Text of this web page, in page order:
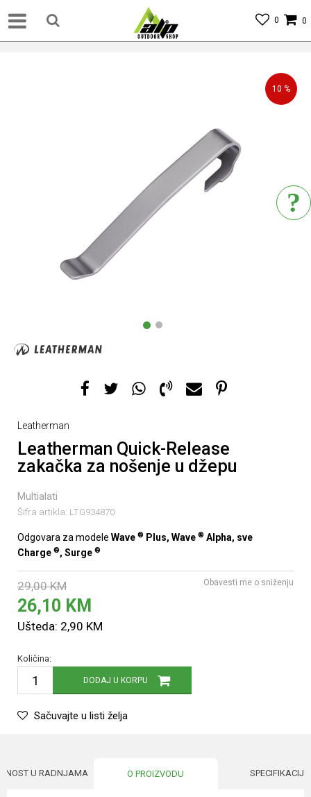
0
0
1 2
10 %
Leatherman
Leatherman Quick-Release
zakačka za nošenje u džepu
Multialati
Šifra artikla: LTG934870
Odgovara za modele Wave ® Plus, Wave ® Alpha, sve
Charge ®, Surge ®
29,00 KM
26,10 KM
Ušteda: 2,90 KM
Obavesti me o sniženju
Količina:
DODAJ U KORPU
Sačuvajte u listi želja
U RADNJAMA O PROIZVODU SPECIFIKACIJA